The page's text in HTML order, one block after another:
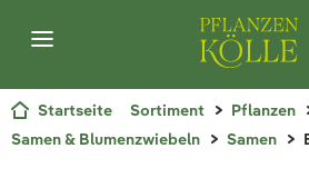
Startseite Sortiment
Pflanzen
Samen & Blumenzwiebeln
Samen